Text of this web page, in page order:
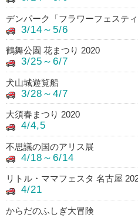
デンパーク「フラワーフェステ
3/14～5/6
鶴舞公園 花まつり 2020
3/25～6/7
犬山城遊覧船
3/28～4/7
大須春まつり 2020
4/4,5
不思議の国のアリス展
4/18～6/14
リトル・ママフェスタ 名古屋
4/21
からだのふしぎ大冒険